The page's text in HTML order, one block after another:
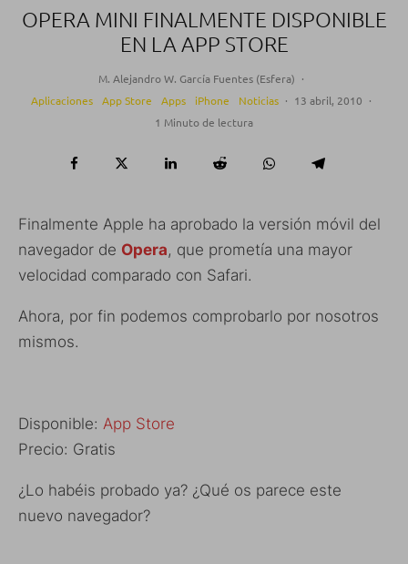
OPERA MINI FINALMENTE DISPONIBLE
EN LA APP STORE
M. Alejandro W. García Fuentes (Esfera) ·
Aplicaciones
App Store Apps iPhone Noticias · 13 abril, 2010 ·
1 Minuto de lectura
Finalmente Apple ha aprobado la versión móvil del
navegador de Opera, que prometía una mayor
velocidad comparado con Safari.
Ahora, por fin podemos comprobarlo por nosotros
mismos.
Disponible: App Store
Precio: Gratis
¿Lo habéis probado ya? ¿Qué os parece este
nuevo navegador?